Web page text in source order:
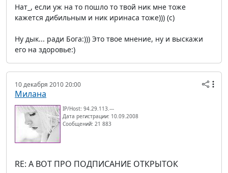
Нат_, если уж на то пошло то твой ник мне тоже
кажется дибильным и ник иринаса тоже))) (c)
Ну дык... ради Бога:))) Это твое мнение, ну и выскажи
его на здоровье:)
10 декабря 2010 20:00
Милана
IP/Host: 94.29.113.---
Дата регистрации: 10.09.2008
Сообщений: 21 883
RE: А ВОТ ПРО ПОДПИСАНИЕ ОТКРЫТОК